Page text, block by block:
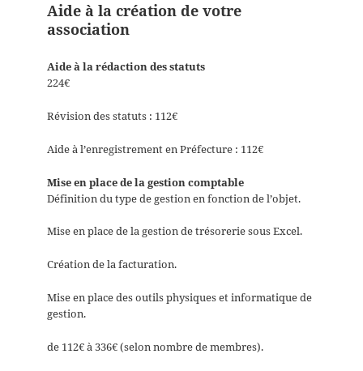
Aide à la création de votre
association
Aide à la rédaction des statuts
224€
Révision des statuts : 112€
Aide à l’enregistrement en Préfecture : 112€
Mise en place de la gestion comptable
Définition du type de gestion en fonction de l’objet.
Mise en place de la gestion de trésorerie sous Excel.
Création de la facturation.
Mise en place des outils physiques et informatique de
gestion.
de 112€ à 336€ (selon nombre de membres).